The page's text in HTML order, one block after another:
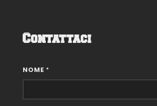
Contattaci
NOME *